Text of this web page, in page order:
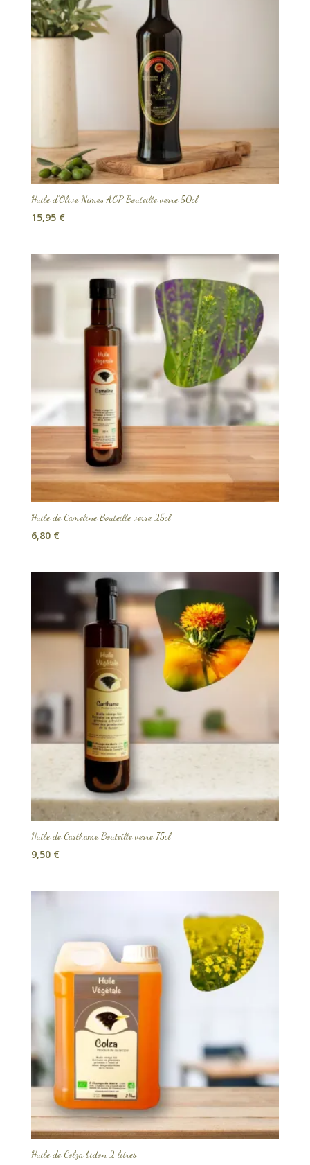
Huile d’Olive Nîmes AOP Bouteille verre 50cl
15,95 €
Huile de Cameline Bouteille verre 25cl
6,80 €
Huile de Carthame Bouteille verre 75cl
9,50 €
Huile de Colza bidon 2 litres